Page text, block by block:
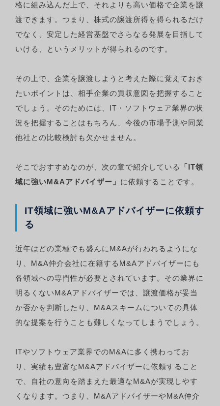
格に組み込んだ上で、それよりも高い価格で企業を譲
渡できます。つまり、株式の譲渡所得を得られるだけ
でなく、安定した経営基盤でさらなる発展を目指して
いける、というメリットが得られるのです。
その上で、企業を譲渡しようと考えた際に覚えておき
たいポイントは、相手企業の買収意図を把握すること
でしょう。そのためには、IT・ソフトウェア業界の状
況を把握することはもちろん、今後の市場予測や同業
他社との比較検討も欠かせません。
そこでおすすめなのが、次の章で紹介している
「IT領
域に強いM&Aアドバイザー」 に依頼することです。
IT領域に強いM&Aアドバイザーに依頼す
る
近年はどの業種でも盛んにM&Aが行われるようにな
り、M&A仲介会社に在籍するM&Aアドバイザーにも
各領域への専門性が必要とされています。その業界に
明るくないM&Aアドバイザーでは、譲渡価格が妥当
か否かを判断したり、M&Aスキームについての具体
的な提案を行うことも難しくなってしまうでしょう。
ITやソフトウェア業界でのM&Aに多く携わってお
り、実績も豊富なM&Aアドバイザーに依頼すること
で、自社の意向を踏まえた最適なM&Aが実現しやす
くなります。つまり、M&AアドバイザーやM&A仲介